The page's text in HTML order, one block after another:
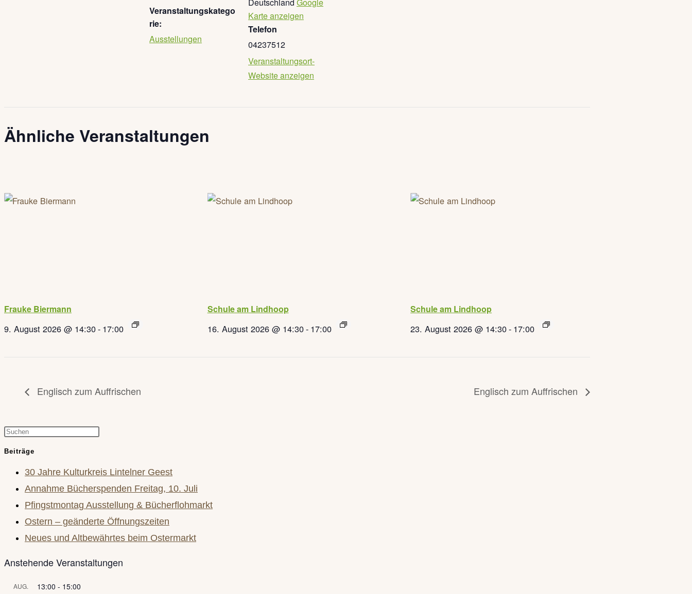
Veranstaltungskatego
rie:
Ausstellungen
Deutschland Google
Karte anzeigen
Telefon
04237512
Veranstaltungsort-
Website anzeigen
Ähnliche Veranstaltungen
Frauke Biermann
9. August 2026 @ 14:30- 17:00
Schule am Lindhoop
16. August 2026 @ 14:30- 17:00
Schule am Lindhoop
23. August 2026 @ 14:30- 17:00
Englisch zum Auffrischen Englisch zum Auffrischen
Press
close
the
search
panel.
Beiträge
30 Jahre Kulturkreis Lintelner Geest
Annahme Bücherspenden Freitag, 10. Juli
Pfingstmontag Ausstellung & Bücherflohmarkt
Ostern – geänderte Öffnungszeiten
Neues und Altbewährtes beim Ostermarkt
Anstehende Veranstaltungen
AUG. 13:00 - 15:00